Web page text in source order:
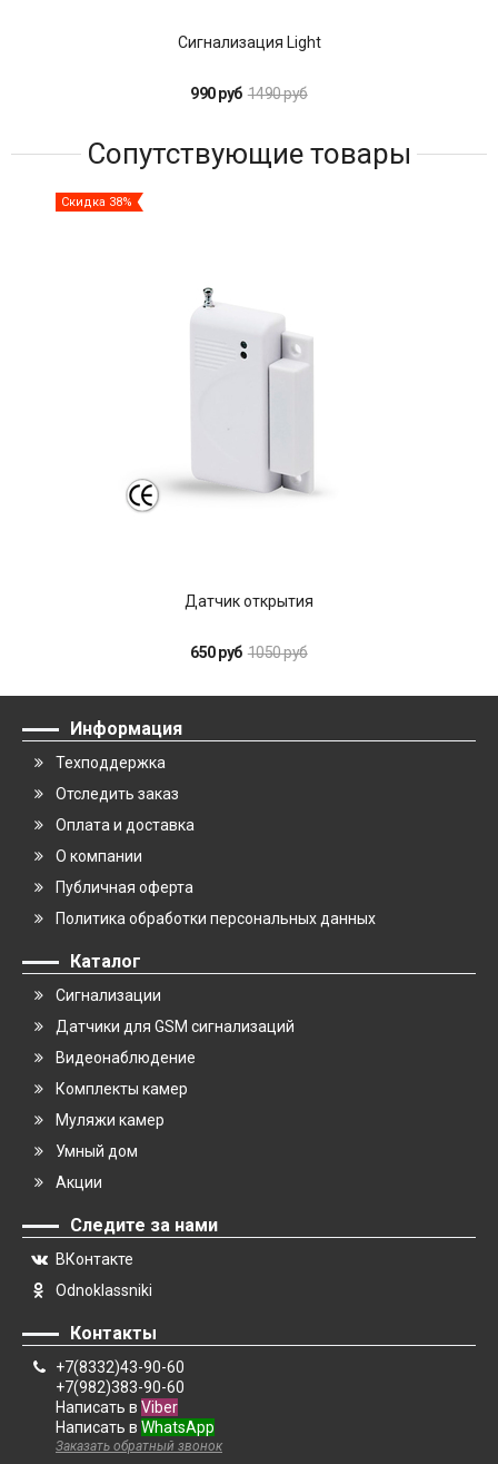
Сигнализация Light
990 руб 1490 руб
Сопутствующие товары
Скидка 38%
Датчик открытия
650 руб 1050 руб
Информация
Техподдержка
Отследить заказ
Оплата и доставка
О компании
Публичная оферта
Политика обработки персональных данных
Каталог
Сигнализации
Датчики для GSM сигнализаций
Видеонаблюдение
Комплекты камер
Муляжи камер
Умный дом
Акции
Следите за нами
ВКонтакте
Odnoklassniki
Контакты
+7(8332)43-90-60
+7(982)383-90-60
Написать в Viber
Написать в WhatsApp
Заказать обратный звонок